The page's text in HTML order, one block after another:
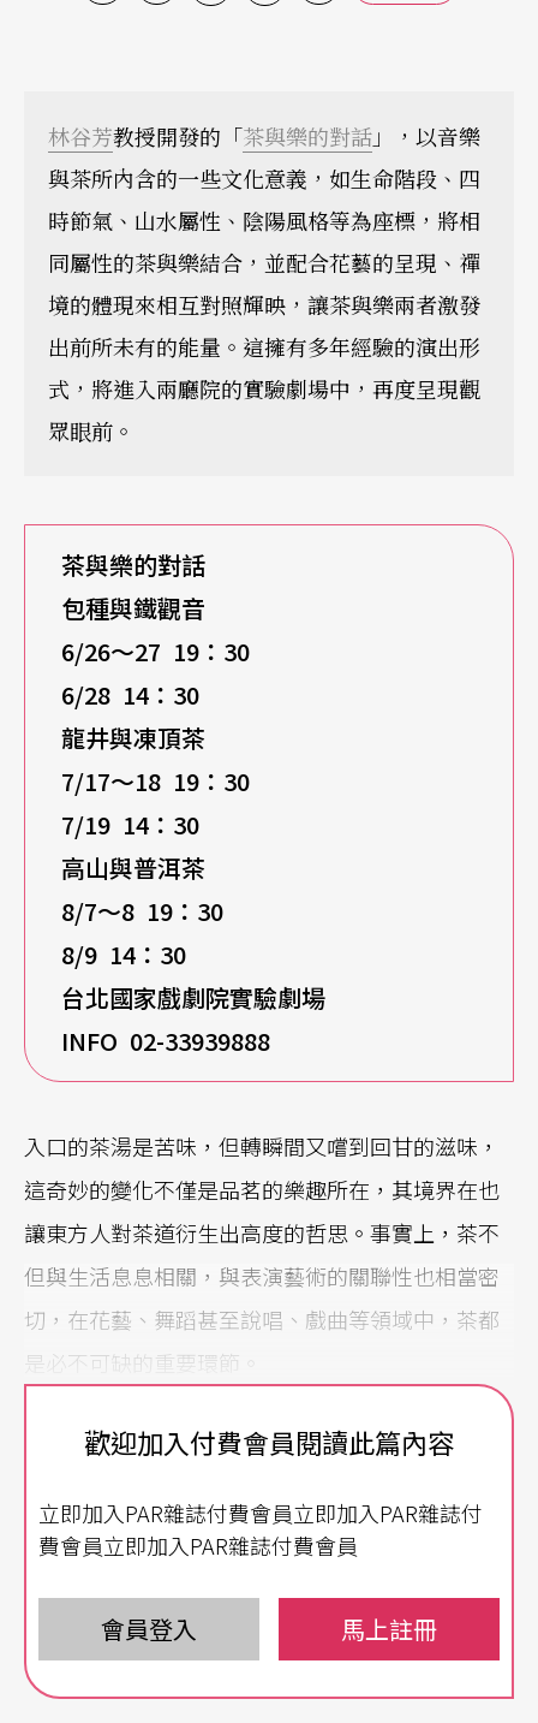
林谷芳教授開發的「茶與樂的對話」，以音樂
與茶所內含的一些文化意義，如生命階段、四
時節氣、山水屬性、陰陽風格等為座標，將相
同屬性的茶與樂結合，並配合花藝的呈現、禪
境的體現來相互對照輝映，讓茶與樂兩者激發
出前所未有的能量。這擁有多年經驗的演出形
式，將進入兩廳院的實驗劇場中，再度呈現觀
眾眼前。
茶與樂的對話
包種與鐵觀音
6/26～27 19：30
6/28 14 ：30
龍井與凍頂茶
7/17～18 19：30
7/19 14 ：30
高山與普洱茶
8/7～8 19：30
8/9 14 ：30
台北國家戲劇院實驗劇場
INFO 02-33939888
入口的茶湯是苦味，但轉瞬間又嚐到回甘的滋味，
這奇妙的變化不僅是品茗的樂趣所在，其境界在也
讓東方人對茶道衍生出高度的哲思。事實上，茶不
但與生活息息相關，與表演藝術的關聯性也相當密
切，在花藝、舞蹈甚至說唱、戲曲等領域中，茶都
是必不可缺的重要環節。
品茗賞樂，體驗文化意涵
台灣茶藝，從茶種、茶湯、茶器及泡茶手法皆有獨
到講究之處，可是華人世界中的翹楚；與日本茶道
心靜氣、細細品味，才能在飲茶過程中讓眼、耳、
鼻、舌、心，皆有多方體會。從一九九一年開始，
歡迎加入付費會員閱讀此篇內容
立即加入PAR雜誌付費會員立即加入PAR雜誌付
費會員立即加入PAR雜誌付費會員
會員登入 馬上註冊